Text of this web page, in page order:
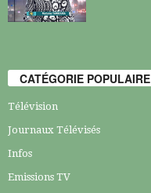
CATÉGORIE POPULAIRE
Télévision
Journaux Télévisés
Infos
Emissions TV